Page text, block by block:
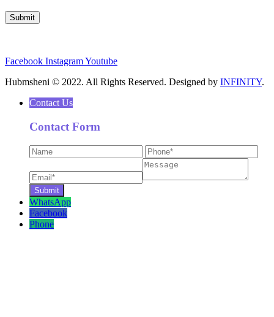
Facebook InstagramYoutube
Hubmsheni © 2022. All Rights Reserved. Designed by INFINITY.
Contact Us
Contact Form
WhatsApp
Facebook
Phone